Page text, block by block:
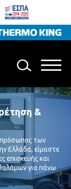
&
των
Ελλάδα, είμαστε
επισκευής και
για πάνω